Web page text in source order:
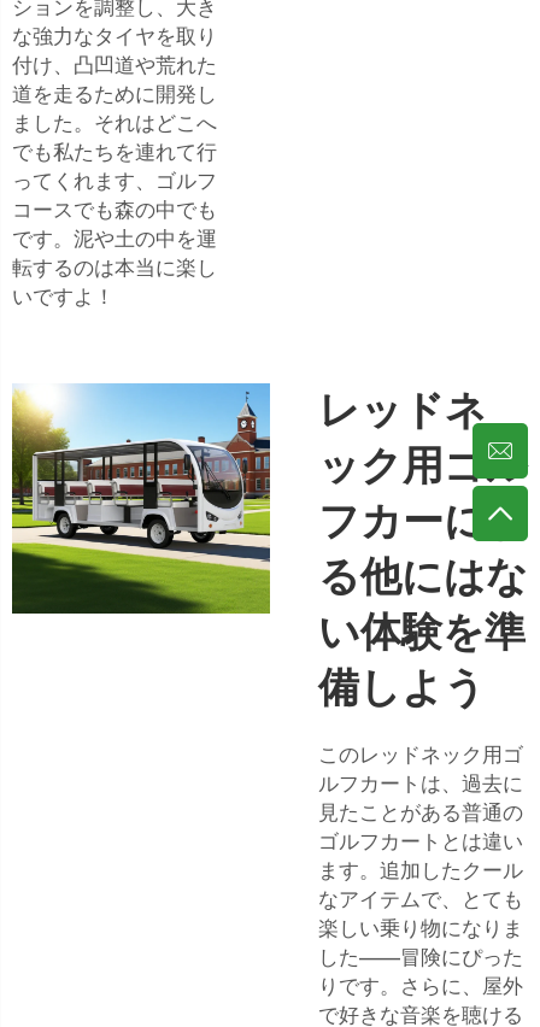
ションを調整し、大き
な強力なタイヤを取り
付け、凸凹道や荒れた
道を走るために開発し
ました。それはどこへ
でも私たちを連れて行
ってくれます、ゴルフ
コースでも森の中でも
です。泥や土の中を運
転するのは本当に楽し
いですよ！
レッドネ
ック用ゴル
フカーによ
る他にはな
い体験を準
備しよう
このレッドネック用ゴ
ルフカートは、過去に
見たことがある普通の
ゴルフカートとは違い
ます。追加したクール
なアイテムで、とても
楽しい乗り物になりま
した——冒険にぴった
りです。さらに、屋外
で好きな音楽を聴ける